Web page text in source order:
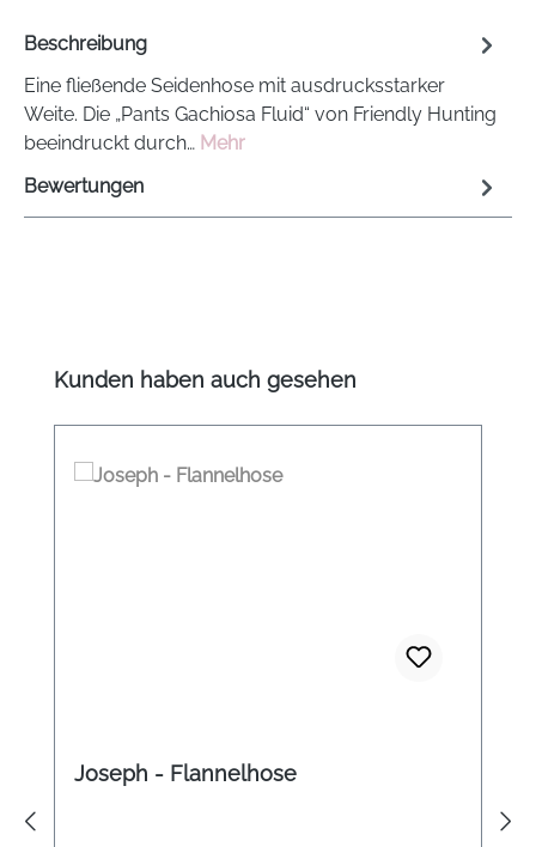
Beschreibung
Eine fließende Seidenhose mit ausdrucksstarker
Weite. Die „Pants Gachiosa Fluid“ von Friendly Hunting
beeindruckt durch… Mehr
Bewertungen
Produktgalerie überspringen
Kunden haben auch gesehen
Joseph - Flannelhose